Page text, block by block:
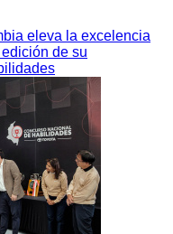
eleva la excelencia
de su